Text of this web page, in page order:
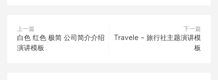
上一篇
白色 红色 极简 公司简介介绍
演讲模板
下一篇
Travele – 旅行社主题演讲模
板